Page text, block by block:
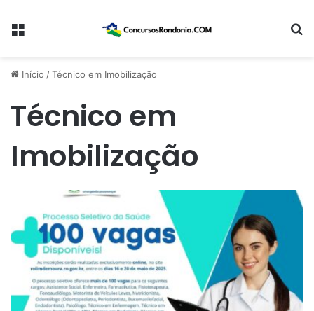
Menu
Início /Técnico em Imobilização
Técnico em
Imobilização